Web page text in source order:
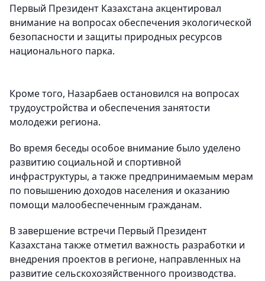
Первый Президент Казахстана акцентировал
внимание на вопросах обеспечения экологической
безопасности и защиты природных ресурсов
национального парка.
Кроме того, Назарбаев остановился на вопросах
трудоустройства и обеспечения занятости
молодежи региона.
Во время беседы особое внимание было уделено
развитию социальной и спортивной
инфраструктуры, а также предпринимаемым мерам
по повышению доходов населения и оказанию
помощи малообеспеченным гражданам.
В завершение встречи Первый Президент
Казахстана также отметил важность разработки и
внедрения проектов в регионе, направленных на
развитие сельскохозяйственного производства.